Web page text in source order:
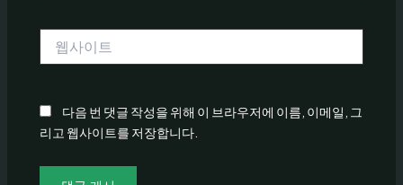
다음 번 댓글 작성을 위해 이 브라우저에 이름, 이메일, 그
리고 웹사이트를 저장합니다.